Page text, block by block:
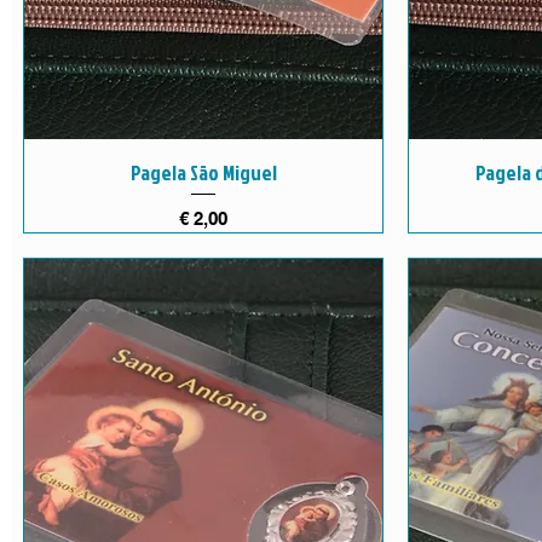
Pagela São Miguel
Preço
€ 2,00
Pagela